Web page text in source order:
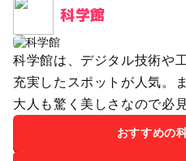
科学館
科学館は、デジタル技術や
充実したスポットが人気。
大人も驚く美しさなので必
おすすめの